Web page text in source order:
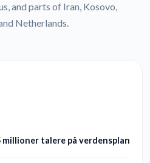
and parts of Iran, Kosovo,
Netherlands.
millioner talere på verdensplan